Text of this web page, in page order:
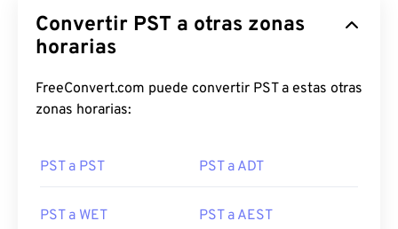
Convertir PST a otras zonas
horarias
FreeConvert.com puede convertir PST a estas otras
zonas horarias:
PST a PST PST a ADT
PST a WET PST a AEST